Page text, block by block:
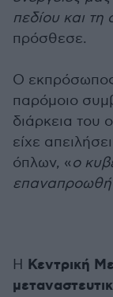
πεδίου και
πρόσθεσε.
Ο
παρόμοιο
διάρκεια του
είχε
όπλων, «ο
Η Κεντρική